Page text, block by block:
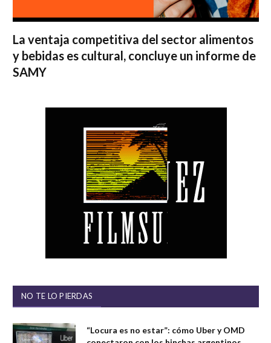
La ventaja competitiva del sector alimentos
y bebidas es cultural, concluye un informe de
SAMY
NO TE LO PIERDAS
“Locura es no estar”: cómo Uber y OMD